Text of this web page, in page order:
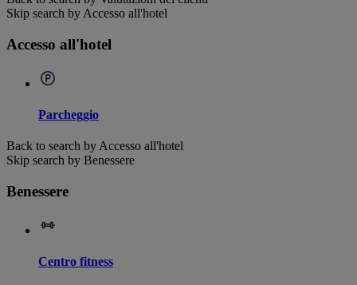
Skip search by Accesso all'hotel
Accesso all'hotel
Parcheggio
Back to search by Accesso all'hotel
Skip search by Benessere
Benessere
Centro fitness